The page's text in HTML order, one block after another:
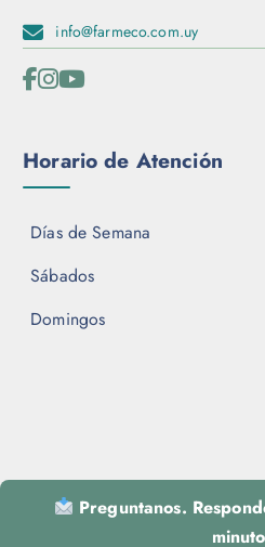
info@farmeco.com.uy
Horario de Atención
Días de Semana
Sábados
Domingos
Preguntanos.